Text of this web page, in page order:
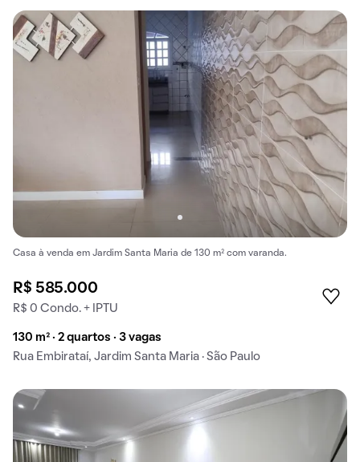
Casa à venda em Jardim Santa Maria de 130 m² com varanda.
R$ 585.000
R$ 0 Condo. + IPTU
130 m² · 2 quartos · 3 vagas
Rua Embirataí, Jardim Santa Maria · São Paulo